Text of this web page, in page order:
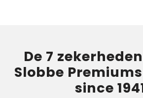
De 7
Slobbe
since